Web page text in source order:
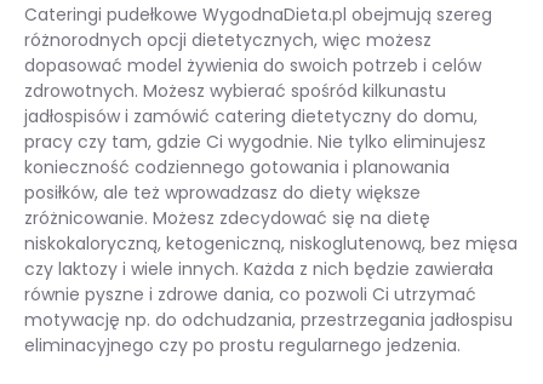
Cateringi pudełkowe WygodnaDieta.pl obejmują szereg
różnorodnych opcji dietetycznych, więc możesz
dopasować model żywienia do swoich potrzeb i celów
zdrowotnych. Możesz wybierać spośród kilkunastu
jadłospisów i zamówić catering dietetyczny do domu,
pracy czy tam, gdzie Ci wygodnie. Nie tylko eliminujesz
konieczność codziennego gotowania i planowania
posiłków, ale też wprowadzasz do diety większe
zróżnicowanie. Możesz zdecydować się na dietę
niskokaloryczną, ketogeniczną, niskoglutenową, bez mięsa
czy laktozy i wiele innych. Każda z nich będzie zawierała
równie pyszne i zdrowe dania, co pozwoli Ci utrzymać
motywację np. do odchudzania, przestrzegania jadłospisu
eliminacyjnego czy po prostu regularnego jedzenia.